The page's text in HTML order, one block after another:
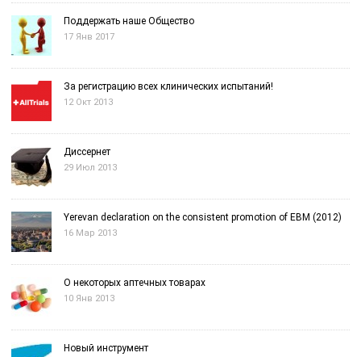
Поддержать наше Общество
17 Янв 2017
За регистрацию всех клинических испытаний!
12 Окт 2013
Диссернет
29 Июл 2013
Yerevan declaration on the consistent promotion of EBM (2012)
16 Мар 2013
О некоторых аптечных товарах
10 Янв 2013
Новый инструмент